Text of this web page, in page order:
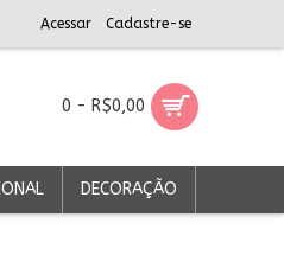
Acessar Cadastre-se
0 - R$0,00
DECORAÇÃO